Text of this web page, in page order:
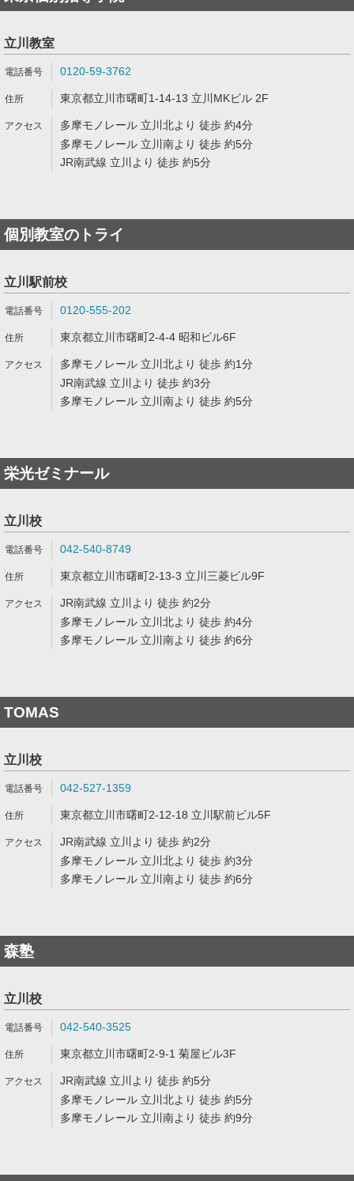
立川教室
0120-59-3762
東京都立川市曙町1-14-13 立川MKビル 2F
多摩モノレール 立川北より 徒歩 約4分
多摩モノレール 立川南より 徒歩 約5分
JR南武線 立川より 徒歩 約5分
個別教室のトライ
立川駅前校
0120-555-202
東京都立川市曙町2-4-4 昭和ビル6F
多摩モノレール 立川北より 徒歩 約1分
JR南武線 立川より 徒歩 約3分
多摩モノレール 立川南より 徒歩 約5分
栄光ゼミナール
立川校
042-540-8749
東京都立川市曙町2-13-3 立川三菱ビル9F
JR南武線 立川より 徒歩 約2分
多摩モノレール 立川北より 徒歩 約4分
多摩モノレール 立川南より 徒歩 約6分
TOMAS
立川校
042-527-1359
東京都立川市曙町2-12-18 立川駅前ビル5F
JR南武線 立川より 徒歩 約2分
多摩モノレール 立川北より 徒歩 約3分
多摩モノレール 立川南より 徒歩 約6分
森塾
立川校
042-540-3525
東京都立川市曙町2-9-1 菊屋ビル3F
JR南武線 立川より 徒歩 約5分
多摩モノレール 立川北より 徒歩 約5分
多摩モノレール 立川南より 徒歩 約9分